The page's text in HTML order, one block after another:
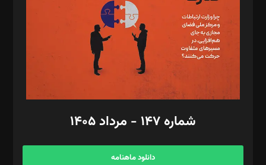
ویرایش: نگار استاد‌‌آقا
طراح یونیفرم: مجید توکلی
فیلمبرداری و عکاسی: امیر شفیعی، مانی لطفی زاده
گرافیک و صفحه‌آرایی: سید‌سبحان‌علی ثابت
مد‌یر توسعه تجاری: کامبیز برید‌
امور مالی: شاپور رهبری، محمد‌ کاظمی‌نیا
آگهی و مشترکین: ۰۹۱۹۹۹۹۰۴۵۴
شماره ۱۴۷ - مرداد ۱۴۰۵
دانلود ماهنامه